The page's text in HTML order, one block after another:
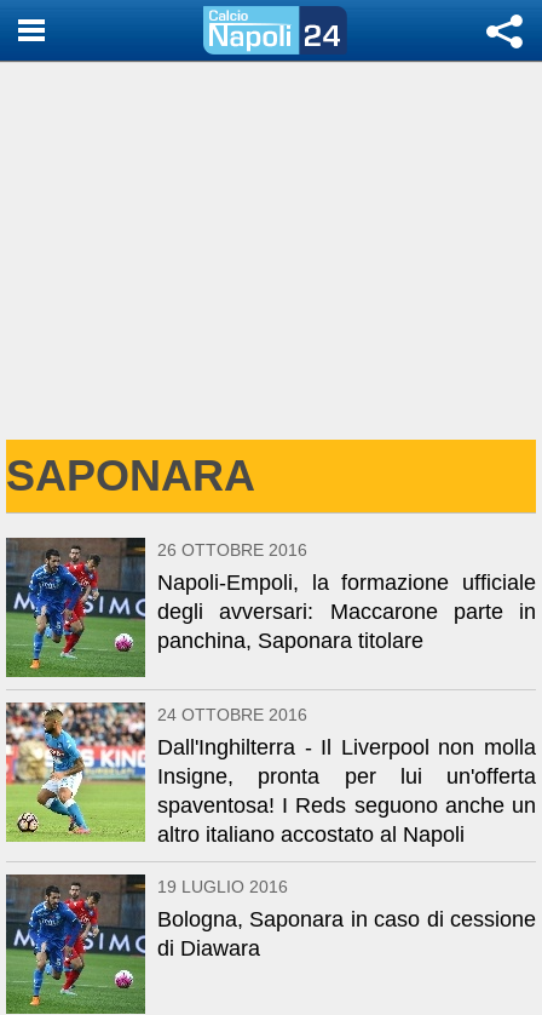
SAPONARA
26 OTTOBRE 2016
Napoli-Empoli, la formazione ufficiale
degli avversari: Maccarone parte in
panchina, Saponara titolare
24 OTTOBRE 2016
Dall'Inghilterra - Il Liverpool non molla
Insigne, pronta per lui un'offerta
spaventosa! I Reds seguono anche un
altro italiano accostato al Napoli
19 LUGLIO 2016
Bologna, Saponara in caso di cessione
di Diawara